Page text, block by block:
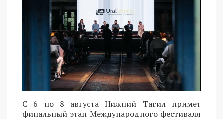
С 6 по 8 августа Нижний Тагил примет
финальный этап Международного фестиваля